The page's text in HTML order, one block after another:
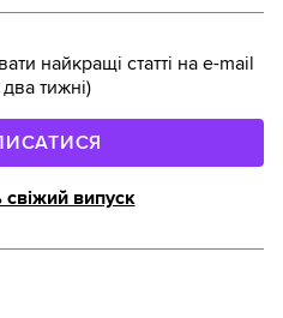
найкращі статті на e-mail
тижні)
випуск